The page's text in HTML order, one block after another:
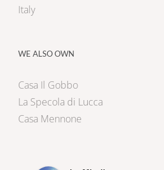
Italy
WE ALSO OWN
Casa Il Gobbo
La Specola di Lucca
Casa Mennone